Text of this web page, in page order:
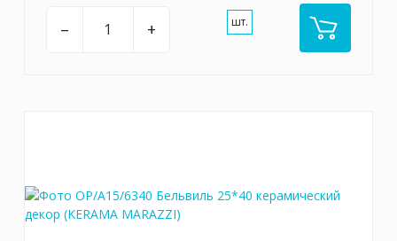
– + шт.